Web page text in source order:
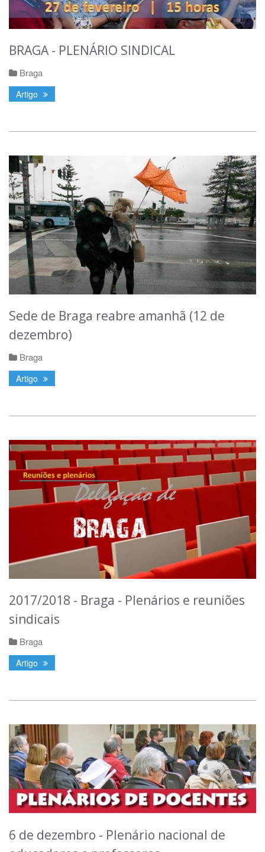
BRAGA - PLENÁRIO SINDICAL
Braga
Artigo
Sede de Braga reabre amanhã (12 de
dezembro)
Braga
Artigo
2017/2018 - Braga - Plenários e reuniões
sindicais
Braga
Artigo
6 de dezembro - Plenário nacional de